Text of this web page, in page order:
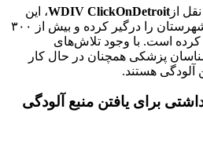
از WDIV ClickOnDetroit، این
زنجیره شیوع تاکنون چندین شهرستان را درگیر کرده و بیش از ۳۰۰
کرده است. با وجود تلاش‌های
پزشکی همچنان در حال کار
آلودگی هستند.
برای یافتن منبع آلودگی